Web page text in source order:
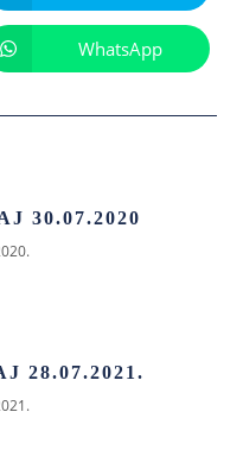
WhatsApp
30.07.2020
28.07.2021.